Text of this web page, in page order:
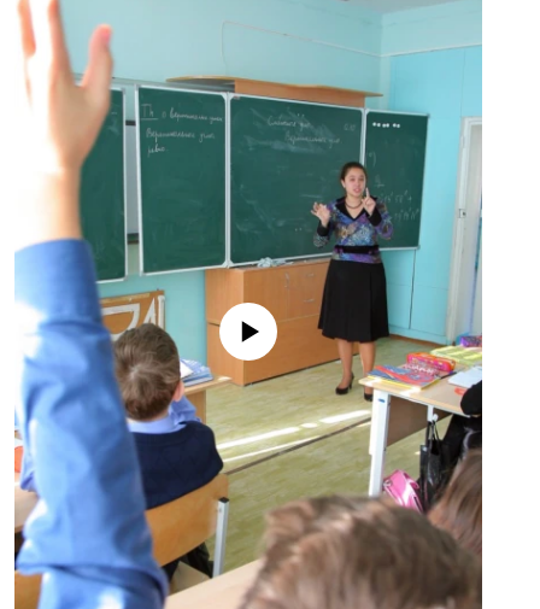
No media source currently available